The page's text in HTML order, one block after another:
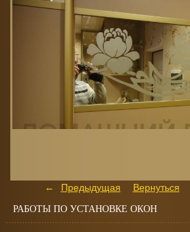
Предыдущая Вернуться
РАБОТЫ ПО УСТАНОВКЕ ОКОН